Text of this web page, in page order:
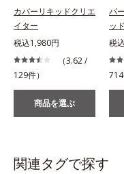
カバーリキッドクリエ
イター
税込1,980円
（3.62 /
129件）
商品を選ぶ
パ
ッ
税
714
関連タグで探す